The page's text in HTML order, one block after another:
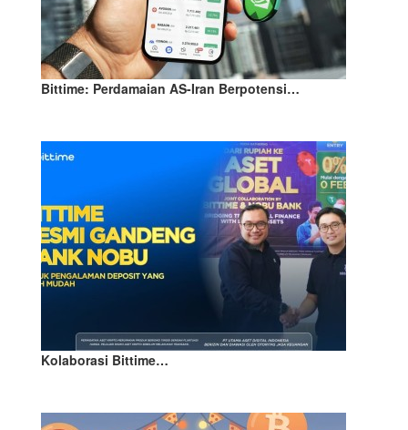
Bittime: Perdamaian AS-Iran Berpotensi…
Kolaborasi Bittime…